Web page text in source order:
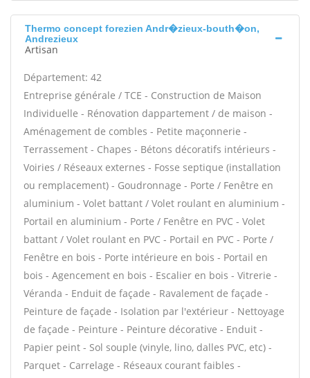
Thermo concept forezien Andr�zieux-bouth�on,
Andrezieux
Artisan
Département: 42
Entreprise générale / TCE - Construction de Maison
Individuelle - Rénovation dappartement / de maison -
Aménagement de combles - Petite maçonnerie -
Terrassement - Chapes - Bétons décoratifs intérieurs -
Voiries / Réseaux externes - Fosse septique (installation
ou remplacement) - Goudronnage - Porte / Fenêtre en
aluminium - Volet battant / Volet roulant en aluminium -
Portail en aluminium - Porte / Fenêtre en PVC - Volet
battant / Volet roulant en PVC - Portail en PVC - Porte /
Fenêtre en bois - Porte intérieure en bois - Portail en
bois - Agencement en bois - Escalier en bois - Vitrerie -
Véranda - Enduit de façade - Ravalement de façade -
Peinture de façade - Isolation par l'extérieur - Nettoyage
de façade - Peinture - Peinture décorative - Enduit -
Papier peint - Sol souple (vinyle, lino, dalles PVC, etc) -
Parquet - Carrelage - Réseaux courant faibles -